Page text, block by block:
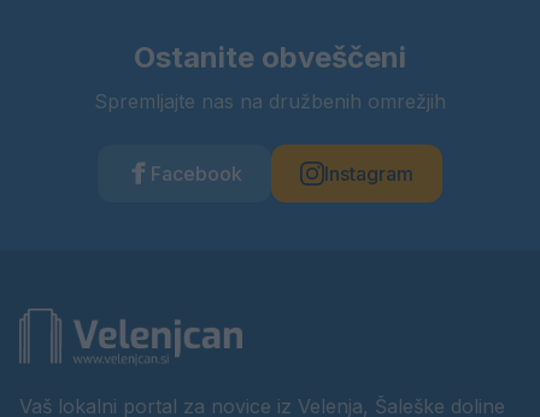
Ostanite obveščeni
Spremljajte nas na družbenih omrežjih
Facebook Instagram
Vaš lokalni portal za novice iz Velenja, Šaleške doline